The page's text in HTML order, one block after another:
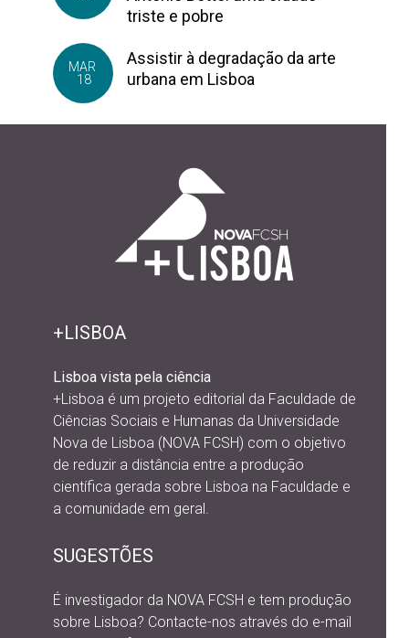
triste e pobre
MAR
18
Assistir à degradação da arte
urbana em Lisboa
+LISBOA
Lisboa vista pela ciência
+Lisboa é um projeto editorial da Faculdade de
Ciências Sociais e Humanas da Universidade
Nova de Lisboa (NOVA FCSH) com o objetivo
de reduzir a distância entre a produção
científica gerada sobre Lisboa na Faculdade e
a comunidade em geral.
SUGESTÕES
É investigador da NOVA FCSH e tem produção
sobre Lisboa? Contacte-nos através do e-mail